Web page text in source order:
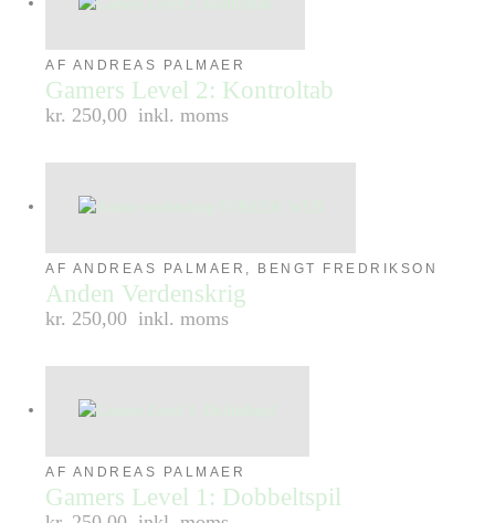
AF ANDREAS PALMAER
Gamers Level 2: Kontroltab
kr. 250,00 inkl. moms
AF ANDREAS PALMAER, BENGT FREDRIKSON
Anden Verdenskrig
kr. 250,00 inkl. moms
AF ANDREAS PALMAER
Gamers Level 1: Dobbeltspil